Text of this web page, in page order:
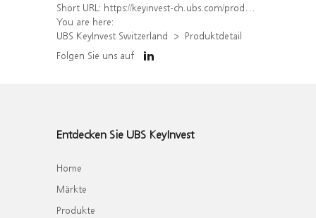
Short URL: https://keyinvest-ch.ubs.com/produkt/detail/index/isin/CH1573384794
You are here:
UBS KeyInvest Switzerland
Produktdetail
Folgen Sie uns auf
Entdecken Sie UBS KeyInvest
Home
Märkte
Produkte